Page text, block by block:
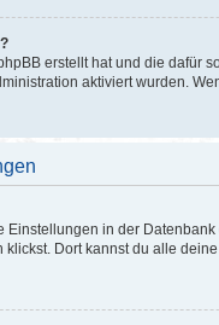
erstellt hat und die
aktiviert wurden.
in der
Dort kannst du alle